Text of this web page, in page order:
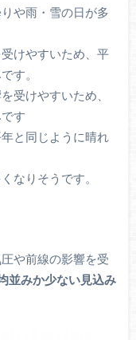
や雨・雪の日が多
けやすいため、平
す。
受けやすいため、
す
と同じように晴れ
なりそうです。
や前線の影響を受
並みか少ない見込み